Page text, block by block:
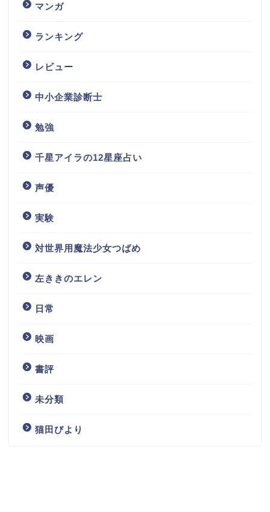
マンガ
ランキング
レビュー
中小企業診断士
勉強
千星アイラの12星座占い
声優
実験
対世界用魔法少女つばめ
左ききのエレン
日常
映画
書評
未分類
猫田びより